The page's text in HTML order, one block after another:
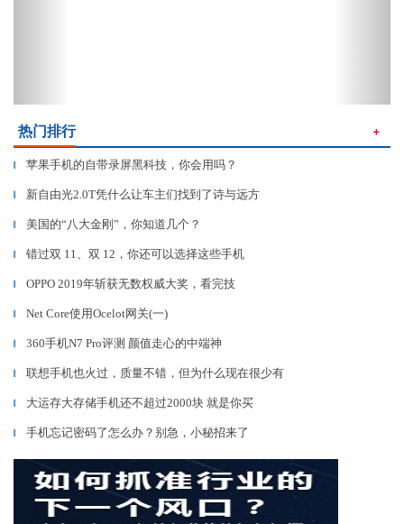
热门排行 ＋
▎ 苹果手机的自带录屏黑科技，你会用吗？
▎ 新自由光2.0T凭什么让车主们找到了诗与远方
▎ 美国的“八大金刚”，你知道几个？
▎ 错过双 11、双 12，你还可以选择这些手机
▎ OPPO 2019年斩获无数权威大奖，看完技
▎ Net Core使用Ocelot网关(一)
▎ 360手机N7 Pro评测 颜值走心的中端神
▎ 联想手机也火过，质量不错，但为什么现在很少有
▎ 大运存大存储手机还不超过2000块 就是你买
▎ 手机忘记密码了怎么办？别急，小秘招来了